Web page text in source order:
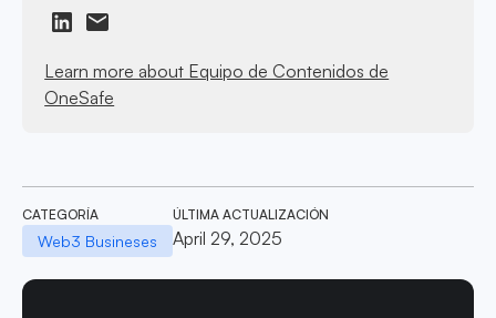
Learn more about Equipo de Contenidos de
OneSafe
CATEGORÍA
Web3 Busineses
ÚLTIMA ACTUALIZACIÓN
April 29, 2025